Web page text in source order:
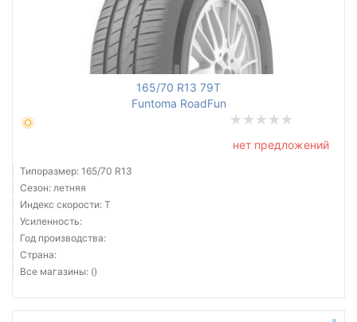
165/70 R13 79T
Funtoma RoadFun
нет предложений
Типоразмер: 165/70 R13
Сезон: летняя
Индекс скорости: T
Усиленность:
Год производства:
Страна:
Все магазины: ()